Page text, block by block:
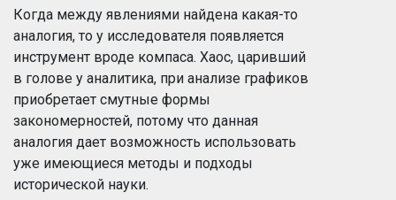
Когда между явлениями найдена какая-то
аналогия, то у исследователя появляется
инструмент вроде компаса. Хаос, царивший
в голове у аналитика, при анализе графиков
приобретает смутные формы
закономерностей, потому что данная
аналогия дает возможность использовать
уже имеющиеся методы и подходы
исторической науки.